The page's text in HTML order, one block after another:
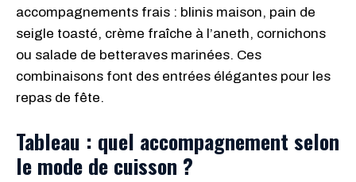
accompagnements frais : blinis maison, pain de
seigle toasté, crème fraîche à l’aneth, cornichons
ou salade de betteraves marinées. Ces
combinaisons font des entrées élégantes pour les
repas de fête.
Tableau : quel accompagnement selon
le mode de cuisson ?